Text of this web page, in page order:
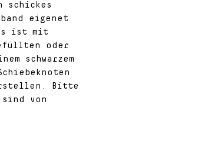
schickes
eigenet
ist mit
oder
schwarzem
Bitte
sind von